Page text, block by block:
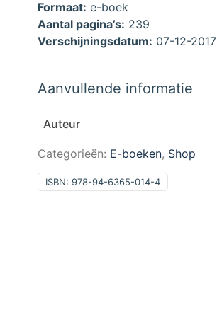
Formaat: e-boek
Aantal pagina’s: 239
Verschijningsdatum: 07-12-2017
Aanvullende informatie
Auteur
Categorieën: E-boeken, Shop
ISBN: 978-94-6365-014-4